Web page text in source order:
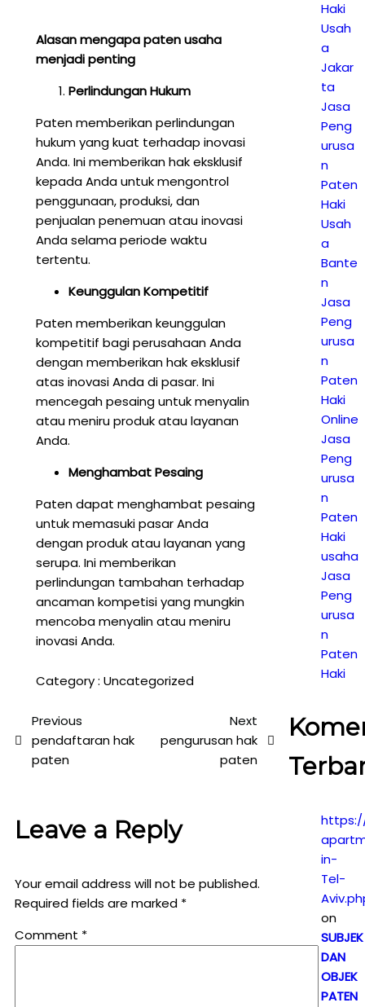
Alasan mengapa paten usaha
menjadi penting
Perlindungan Hukum
Paten memberikan perlindungan
hukum yang kuat terhadap inovasi
Anda. Ini memberikan hak eksklusif
kepada Anda untuk mengontrol
penggunaan, produksi, dan
penjualan penemuan atau inovasi
Anda selama periode waktu
tertentu.
Keunggulan Kompetitif
Paten memberikan keunggulan
kompetitif bagi perusahaan Anda
dengan memberikan hak eksklusif
atas inovasi Anda di pasar. Ini
mencegah pesaing untuk menyalin
atau meniru produk atau layanan
Anda.
Menghambat Pesaing
Paten dapat menghambat pesaing
untuk memasuki pasar Anda
dengan produk atau layanan yang
serupa. Ini memberikan
perlindungan tambahan terhadap
ancaman kompetisi yang mungkin
mencoba menyalin atau meniru
inovasi Anda.
Category : Uncategorized
Previous
pendaftaran hak
paten
Next
pengurusan hak
paten
Leave a Reply
Your email address will not be published.
Required fields are marked *
Comment *
Haki
Usah
a
Jakar
ta
Jasa
Peng
urusa
n
Paten
Haki
Usah
a
Bante
n
Jasa
Peng
urusa
n
Paten
Haki
Online
Jasa
Peng
urusa
n
Paten
Haki
usaha
Jasa
Peng
urusa
n
Paten
Haki
in-
Tel-
on
SUBJEK
DAN
OBJEK
PATEN